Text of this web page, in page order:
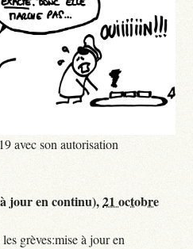
avec son autorisation
jour en continu),21 octobre
grèves:mise à jour en